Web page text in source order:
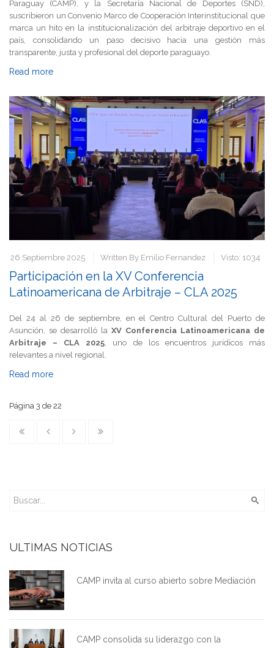
Paraguay (CAMP), y la Secretaría Nacional de Deportes (SND),
suscribieron un Convenio Marco de Cooperación Interinstitucional que
marca un hito en la institucionalización del arbitraje deportivo en el
país, consolidando un paso decisivo hacia una gestión más
transparente, justa y profesional del deporte paraguayo.
Read more
26 Septiembre 2025 Written By Emilio Fernandez Visto: 1034
Participación en la XV Conferencia
Latinoamericana de Arbitraje – CLA 2025
Del 24 al 26 de septiembre, en el Centro Cultural del Puerto de
Asunción, se desarrolló la XV Conferencia Latinoamericana de
Arbitraje – CLA 2025, uno de los encuentros jurídicos más
relevantes a nivel regional.
Read more
Página 3 de 22
ULTIMAS NOTICIAS
CAMP invita al curso abierto sobre Mediación
CAMP consolida su liderazgo con la